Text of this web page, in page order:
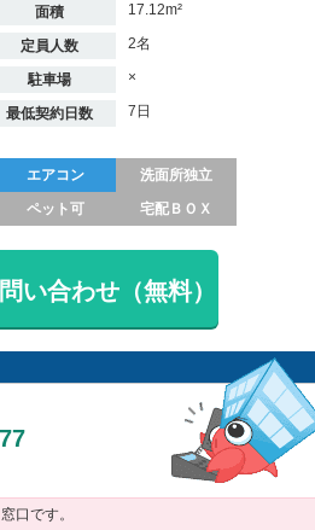
面積 17.12m²
定員人数 2名
駐車場 ×
最低契約日数 7日
エアコン
洗面所独立
ペット可
宅配ＢＯＸ
い合わせ（無料）
口です。